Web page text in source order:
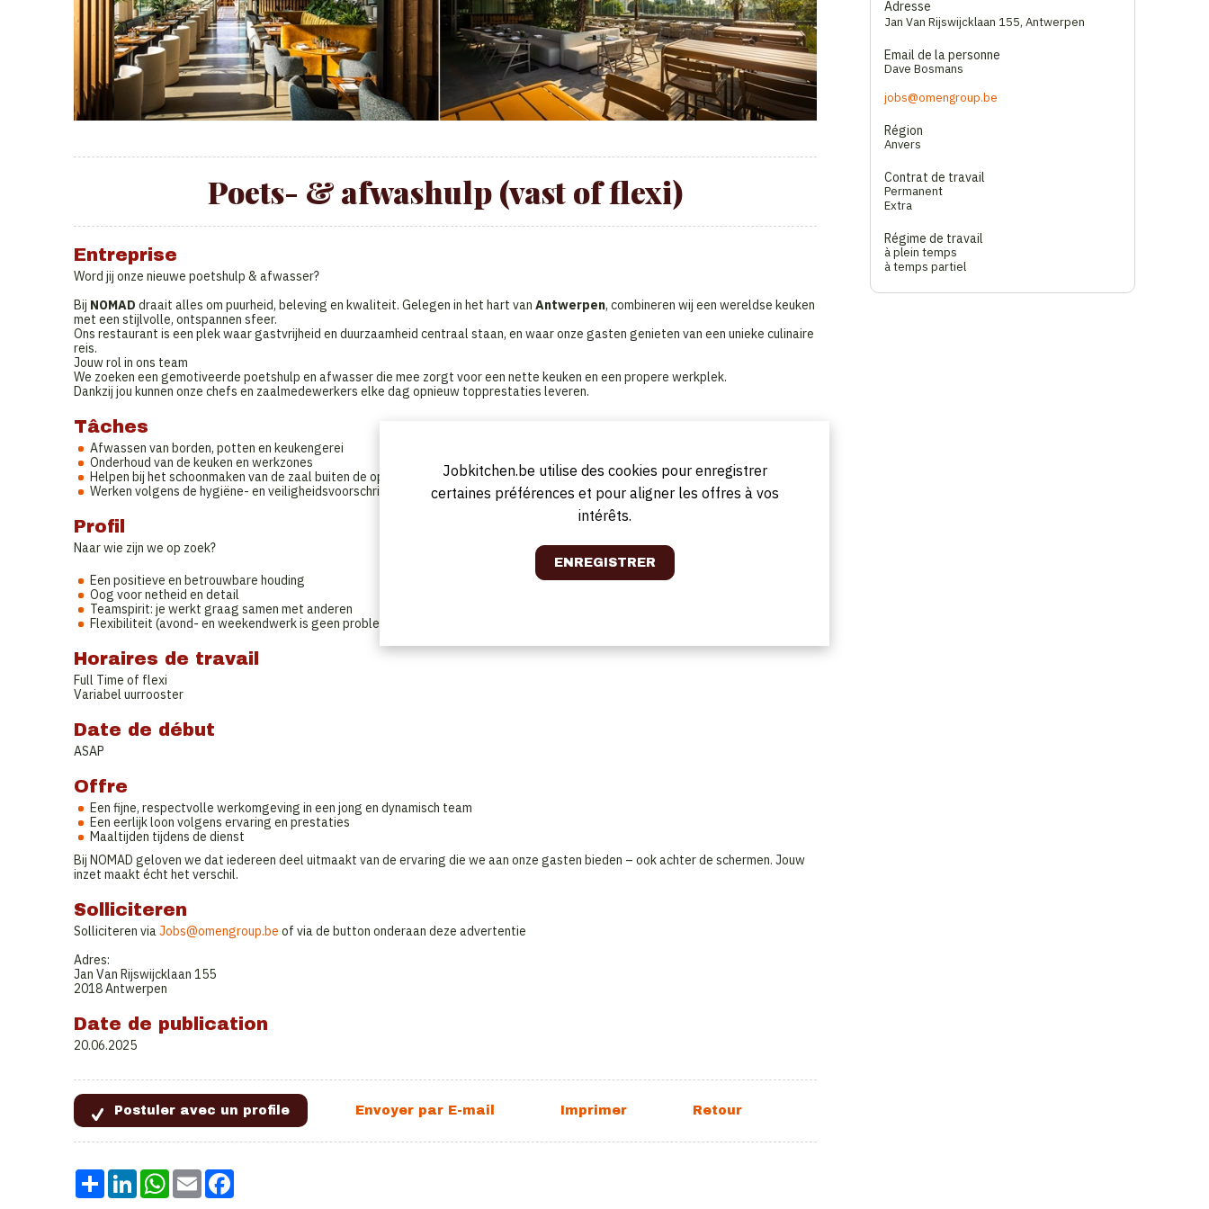
Poets- & afwashulp (vast of flexi)
Entreprise
Word jij onze nieuwe poetshulp & afwasser?
Bij NOMAD draait alles om puurheid, beleving en kwaliteit. Gelegen in het hart van Antwerpen, combineren wij een wereldse keuken
met een stijlvolle, ontspannen sfeer.
Ons restaurant is een plek waar gastvrijheid en duurzaamheid centraal staan, en waar onze gasten genieten van een unieke culinaire
reis.
Jouw rol in ons team
We zoeken een gemotiveerde poetshulp en afwasser die mee zorgt voor een nette keuken en een propere werkplek.
Dankzij jou kunnen onze chefs en zaalmedewerkers elke dag opnieuw topprestaties leveren.
Tâches
Afwassen van borden, potten en keukengerei
Onderhoud van de keuken en werkzones
Helpen bij het schoonmaken van de zaal buiten de openingsuren (uren te bespreken)
Werken volgens de hygiëne- en veiligheidsvoorschriften
Profil
Naar wie zijn we op zoek?
Een positieve en betrouwbare houding
Oog voor netheid en detail
Teamspirit: je werkt graag samen met anderen
Flexibiliteit (avond- en weekendwerk is geen probleem)
Horaires de travail
Full Time of flexi
Variabel uurrooster
Date de début
ASAP
Offre
Een fijne, respectvolle werkomgeving in een jong en dynamisch team
Een eerlijk loon volgens ervaring en prestaties
Maaltijden tijdens de dienst
Bij NOMAD geloven we dat iedereen deel uitmaakt van de ervaring die we aan onze gasten bieden – ook achter de schermen. Jouw
inzet maakt écht het verschil.
Solliciteren
Solliciteren viaJobs@omengroup.be of via de button onderaan deze advertentie
Adres:
Jan Van Rijswijcklaan 155
2018 Antwerpen
Date de publication
20.06.2025
Share LinkedInWhatsApp
Email
Adresse
Jan Van Rijswijcklaan 155, Antwerpen
Email de la personne
Dave Bosmans
jobs@omengroup.be
Région
Anvers
Contrat de travail
Permanent
Extra
Régime de travail
à plein temps
à temps partiel
Jobkitchen.be utilise des cookies pour enregistrer
certaines préférences et pour aligner les offres à vos
intérêts.